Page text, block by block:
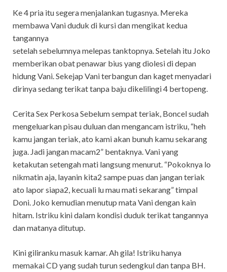
Ke 4 pria itu segera menjalankan tugasnya. Mereka
membawa Vani duduk di kursi dan mengikat kedua
tangannya
setelah sebelumnya melepas tanktopnya. Setelah itu Joko
memberikan obat penawar bius yang diolesi di depan
hidung Vani. Sekejap Vani terbangun dan kaget menyadari
dirinya sedang terikat tanpa baju dikelilingi 4 bertopeng.
Cerita Sex Perkosa Sebelum sempat teriak, Boncel sudah
mengeluarkan pisau duluan dan mengancam istriku, “heh
kamu jangan teriak, ato kami akan bunuh kamu sekarang
juga. Jadi jangan macam2” bentaknya. Vani yang
ketakutan setengah mati langsung menurut. “Pokoknya lo
nikmatin aja, layanin kita2 sampe puas dan jangan teriak
ato lapor siapa2, kecuali lu mau mati sekarang” timpal
Doni. Joko kemudian menutup mata Vani dengan kain
hitam. Istriku kini dalam kondisi duduk terikat tangannya
dan matanya ditutup.
Kini giliranku masuk kamar. Ah gila! Istriku hanya
memakai CD yang sudah turun sedengkul dan tanpa BH.